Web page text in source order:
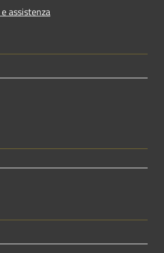
assistenza